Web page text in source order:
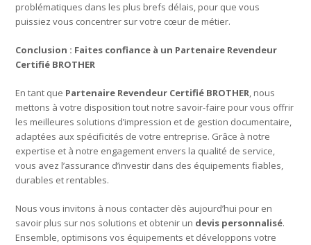
problématiques dans les plus brefs délais, pour que vous
puissiez vous concentrer sur votre cœur de métier.
Conclusion : Faites confiance à un Partenaire Revendeur
Certifié BROTHER
En tant que Partenaire Revendeur Certifié BROTHER, nous
mettons à votre disposition tout notre savoir-faire pour vous offrir
les meilleures solutions d’impression et de gestion documentaire,
adaptées aux spécificités de votre entreprise. Grâce à notre
expertise et à notre engagement envers la qualité de service,
vous avez l’assurance d’investir dans des équipements fiables,
durables et rentables.
Nous vous invitons à nous contacter dès aujourd’hui pour en
savoir plus sur nos solutions et obtenir un devis personnalisé.
Ensemble, optimisons vos équipements et développons votre